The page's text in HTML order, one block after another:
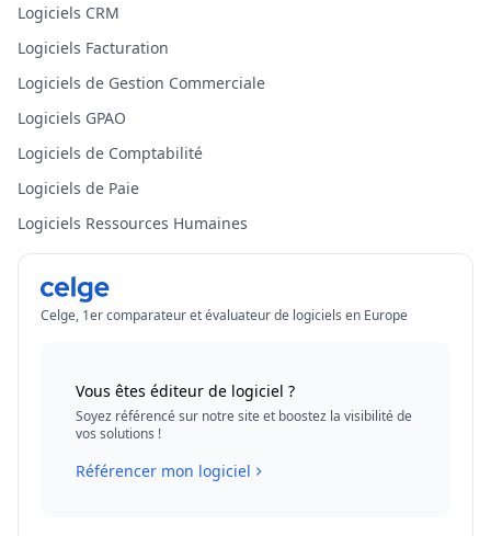
Logiciels CRM
Logiciels Facturation
Logiciels de Gestion Commerciale
Logiciels GPAO
Logiciels de Comptabilité
Logiciels de Paie
Logiciels Ressources Humaines
Celge, 1er comparateur et évaluateur de logiciels en Europe
Vous êtes éditeur de logiciel ?
Soyez référencé sur notre site et boostez la visibilité de
vos solutions !
Référencer mon logiciel